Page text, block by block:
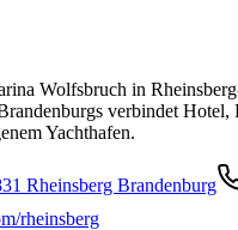
Wolfsbruch in
verbindet Hotel,
Yachthafen.
Rheinsberg Brandenburg
rheinsberg